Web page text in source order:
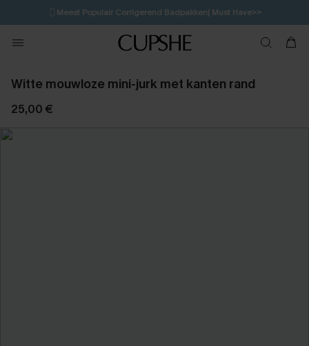
🩱Meest Populair Corrigerend Badpakken| Must Have>>
💌Abonneer je & ontvang tot 15% korting>>
Koop 3, krijg 15% korting | CODE: SW15 1D:8H:35M:11S
Witte mouwloze mini-jurk met kanten rand
25,00 €